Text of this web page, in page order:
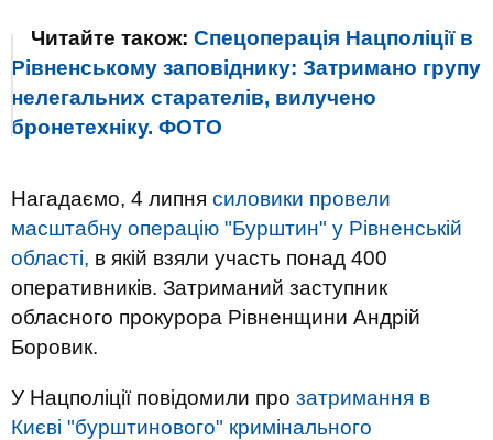
Читайте також: Спецоперація Нацполіції в
Рівненському заповіднику: Затримано групу
нелегальних старателів, вилучено
бронетехніку. ФОТО
Нагадаємо, 4 липня силовики провели
масштабну операцію "Бурштин" у Рівненській
області, в якій взяли участь понад 400
оперативників. Затриманий заступник
обласного прокурора Рівненщини Андрій
Боровик.
У Нацполіції повідомили про затримання в
Києві "бурштинового" кримінального